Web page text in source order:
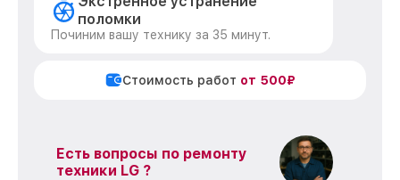
поломки
Починим вашу технику за 35 минут.
Стоимость работ от 500₽
Есть вопросы по ремонту
техники LG ?